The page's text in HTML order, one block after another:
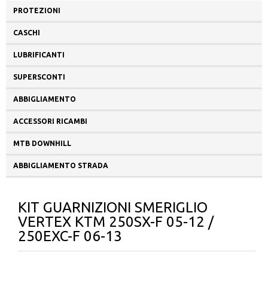
PROTEZIONI
CASCHI
LUBRIFICANTI
SUPERSCONTI
ABBIGLIAMENTO
ACCESSORI RICAMBI
MTB DOWNHILL
ABBIGLIAMENTO STRADA
KIT GUARNIZIONI SMERIGLIO
VERTEX KTM 250SX-F 05-12 /
250EXC-F 06-13